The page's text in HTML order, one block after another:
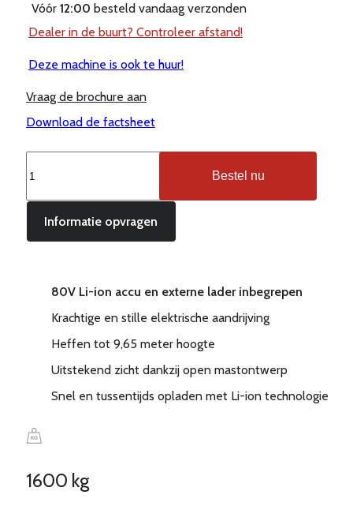
Vóór 12:00 besteld vandaag verzonden
Dealer in de buurt? Controleer afstand!
Deze machine is ook te huur!
Vraag de brochure aan
Download de factsheet
CQD16
PRO
elektrische
reachtruck
aantal
Bestel nu
Informatie opvragen
80V Li-ion accu en externe lader inbegrepen
Krachtige en stille elektrische aandrijving
Heffen tot 9,65 meter hoogte
Uitstekend zicht dankzij open mastontwerp
Snel en tussentijds opladen met Li-ion technologie
1600 kg